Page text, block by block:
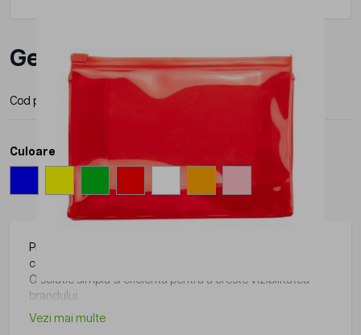
Geanta Roly Caribu
Cod produs: Producator:
Culoare
Produs din gama Roly, practic si usor de folosit in diverse
contexte.
O solutie simpla si eficienta pentru a creste vizibilitatea
brandului.
Vezi mai multe